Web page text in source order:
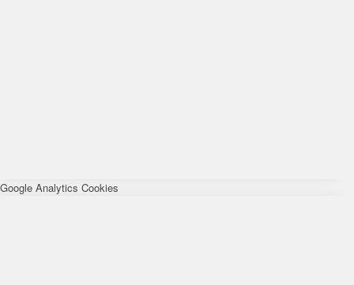
Google Analytics Cookies